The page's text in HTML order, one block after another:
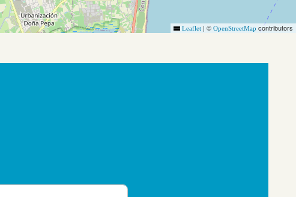
Leaflet | © OpenStreetMap contributors